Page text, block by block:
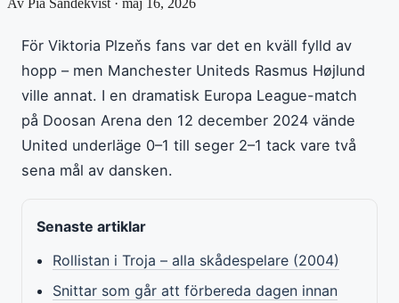
För Viktoria Plzeňs fans var det en kväll fylld av
hopp – men Manchester Uniteds Rasmus Højlund
ville annat. I en dramatisk Europa League-match
på Doosan Arena den 12 december 2024 vände
United underläge 0–1 till seger 2–1 tack vare två
sena mål av dansken.
Senaste artiklar
Rollistan i Troja – alla skådespelare (2004)
Snittar som går att förbereda dagen innan